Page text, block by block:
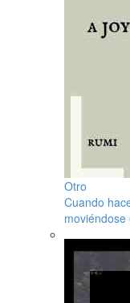
Otro
Cuando